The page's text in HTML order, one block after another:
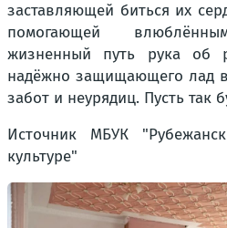
заставляющей биться их
помогающей
жизненный путь рука об
надёжно защищающего лад
забот и неурядиц. Пусть так
Источник МБУК
культуре"